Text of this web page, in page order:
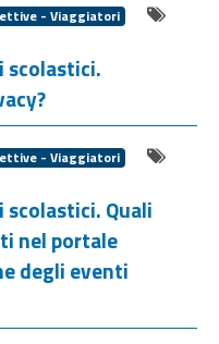
- Viaggiatori
scolastici.
- Viaggiatori
Quali
nel portale
degli eventi